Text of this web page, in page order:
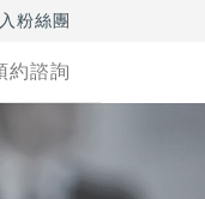
粉絲團
約諮詢